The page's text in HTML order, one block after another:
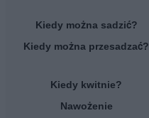
Kiedy można sadzić?
Kiedy można przesadzać?
Kiedy kwitnie?
Nawożenie